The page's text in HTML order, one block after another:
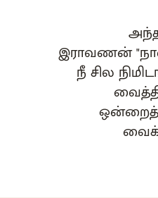
இராவணன் "நான்
நீ சில
ஒன்றைத்